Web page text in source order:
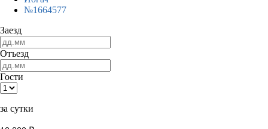
№1664577
Заезд
Отъезд
Гости
за сутки